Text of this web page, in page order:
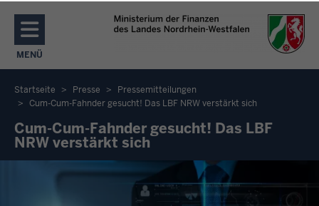
Direkt zum Inhalt
MENÜ
NAVIGATION AKTIVIEREN/DEAKTIVIEREN: MENÜ
Sie
befinden
sich
Startseite Presse
Pressemitteilungen
Cum-Cum-Fahnder gesucht! Das LBF NRW verstärkt sich
Cum-Cum-Fahnder gesucht! Das LBF
NRW verstärkt sich